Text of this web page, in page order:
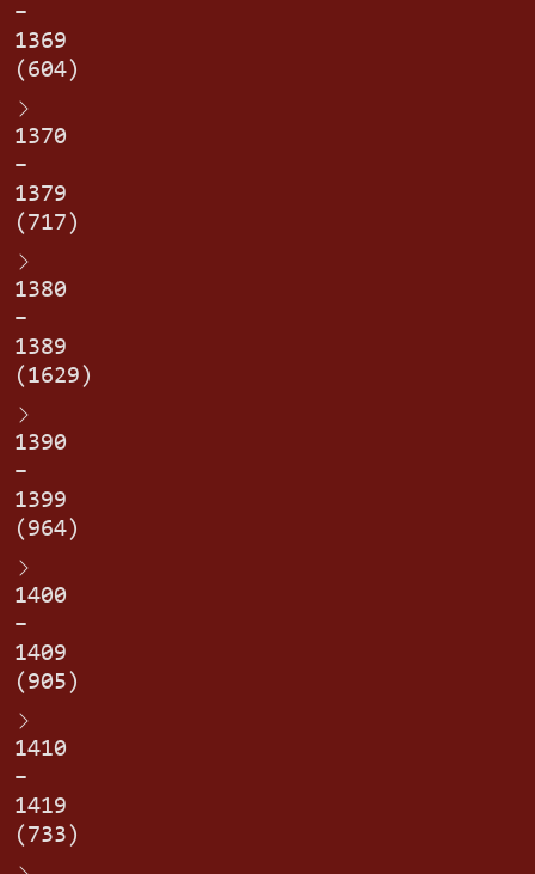
–
1369
(604)
1370
–
1379
(717)
1380
–
1389
(1629)
1390
–
1399
(964)
1400
–
1409
(905)
1410
–
1419
(733)